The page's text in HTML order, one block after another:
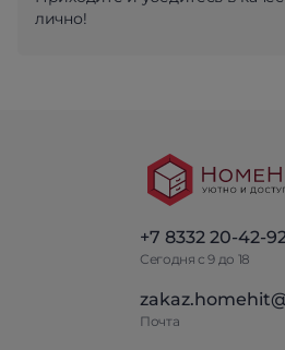
лично!
+7 8332 20-42-
Сегодня с 9 до 18
Почта